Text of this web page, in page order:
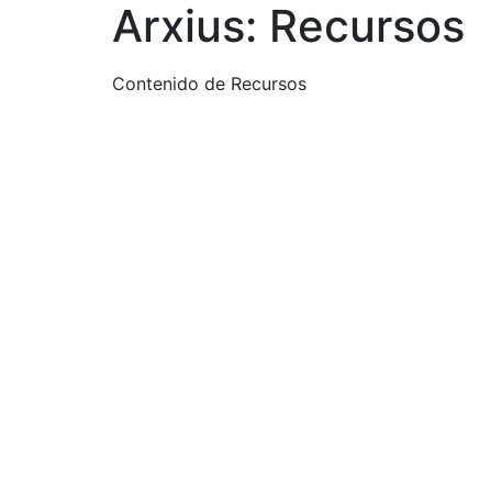
Arxius: Recursos
Contenido de Recursos